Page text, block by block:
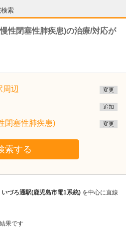
索
性閉塞性肺疾患)の治療/対応が
周辺 変更
追加
閉塞性肺疾患) 変更
索する
いづろ通駅(鹿児島市電1系統) を中心に直線
果です